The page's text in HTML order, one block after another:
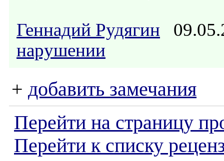
Геннадий Рудягин
нарушении
+ добавить замечания
Перейти на страницу
Перейти к списку